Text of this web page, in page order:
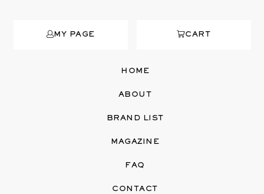
MY PAGE CART
HOME
ABOUT
BRAND LIST
MAGAZINE
FAQ
CONTACT